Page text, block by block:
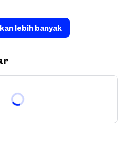
lebih banyak